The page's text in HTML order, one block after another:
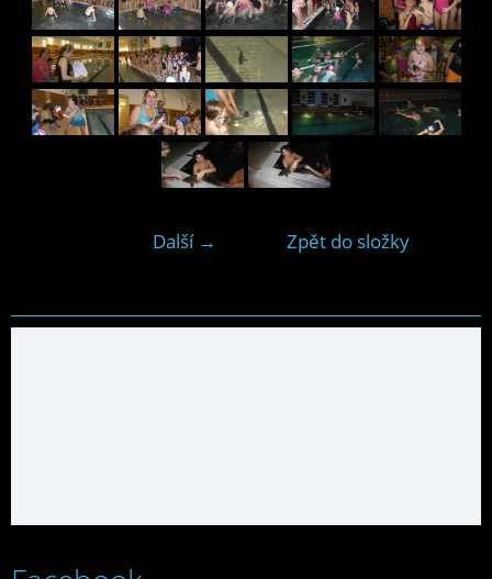
Další → Zpět do složky